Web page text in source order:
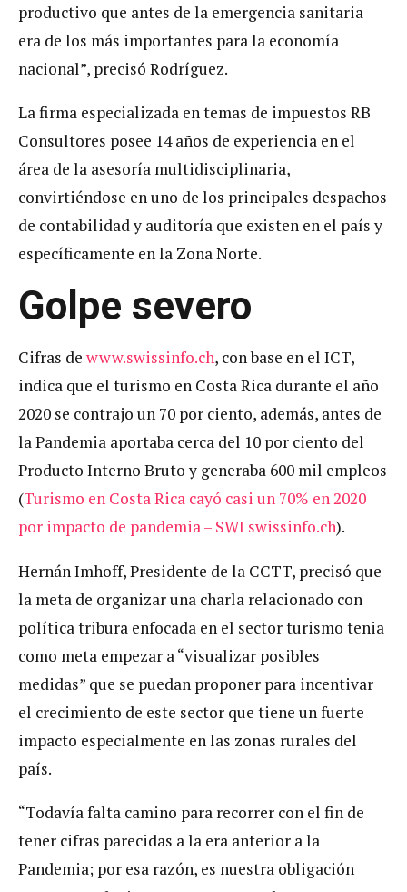
productivo que antes de la emergencia sanitaria
era de los más importantes para la economía
nacional”, precisó Rodríguez.
La firma especializada en temas de impuestos RB
Consultores posee 14 años de experiencia en el
área de la asesoría multidisciplinaria,
convirtiéndose en uno de los principales despachos
de contabilidad y auditoría que existen en el país y
específicamente en la Zona Norte.
Golpe severo
Cifras de www.swissinfo.ch, con base en el ICT,
indica que el turismo en Costa Rica durante el año
2020 se contrajo un 70 por ciento, además, antes de
la Pandemia aportaba cerca del 10 por ciento del
Producto Interno Bruto y generaba 600 mil empleos
(Turismo en Costa Rica cayó casi un 70% en 2020
por impacto de pandemia – SWI swissinfo.ch).
Hernán Imhoff, Presidente de la CCTT, precisó que
la meta de organizar una charla relacionado con
política tribura enfocada en el sector turismo tenia
como meta empezar a “visualizar posibles
medidas” que se puedan proponer para incentivar
el crecimiento de este sector que tiene un fuerte
impacto especialmente en las zonas rurales del
país.
“Todavía falta camino para recorrer con el fin de
tener cifras parecidas a la era anterior a la
Pandemia; por esa razón, es nuestra obligación